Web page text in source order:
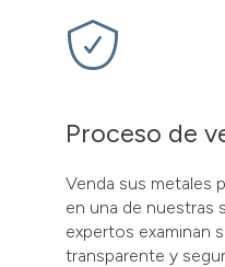
Proceso de
Venda sus metales
en una de nuestras
expertos examinan
transparente y